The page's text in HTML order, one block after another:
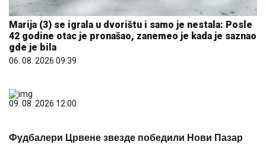
Marija (3) se igrala u dvorištu i samo je nestala: Posle
42 godine otac je pronašao, zanemeo je kada je saznao
gde je bila
06. 08. 2026 09:39
09. 08. 2026 12:00
Фудбалери Црвене звезде победили Нови Пазар